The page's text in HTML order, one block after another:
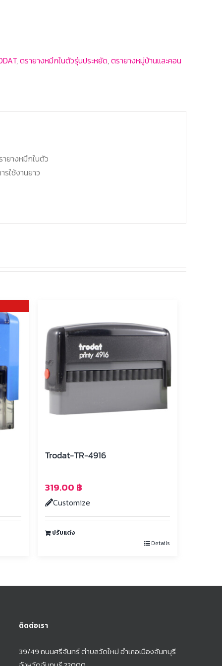
,ตรายางหมึกในตัวรุ่นประหยัด,ตรายางหมู่บ้านและคอน
ยางหมึกในตัว
ใช้งานยาว
Trodat-TR-4916
319.00 ฿
Customize
ปรับแต่ง
Details
ติดต่อเรา
39/49 ถนนศรีจันทร์ ตำบลวัดใหม่ อำเภอเมืองจันทบุรี